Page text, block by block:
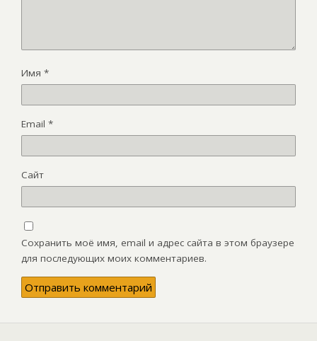
Имя *
Email *
Сайт
Сохранить моё имя, email и адрес сайта в этом браузере
для последующих моих комментариев.